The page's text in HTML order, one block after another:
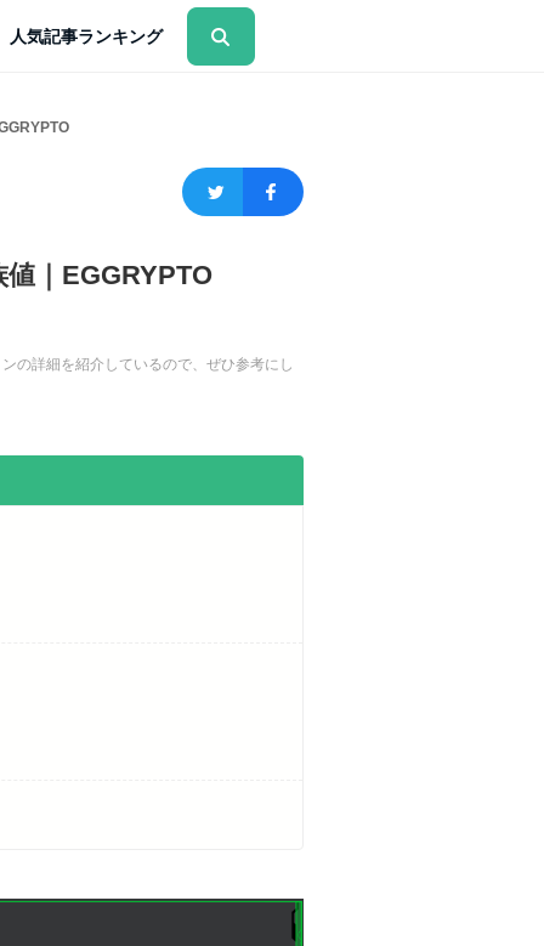
人気記事ランキング
｜EGGRYPTO
の詳細を紹介しているので、ぜひ参考にし